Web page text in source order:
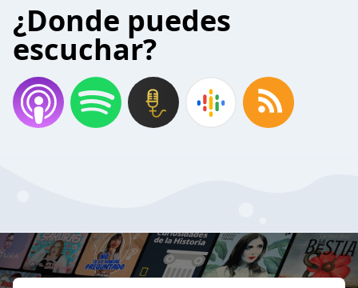
¿Donde puedes
escuchar?